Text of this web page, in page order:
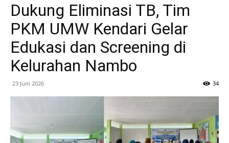
Dukung Eliminasi TB, Tim
PKM UMW Kendari Gelar
Edukasi dan Screening di
Kelurahan Nambo
23 Juni 2026 34